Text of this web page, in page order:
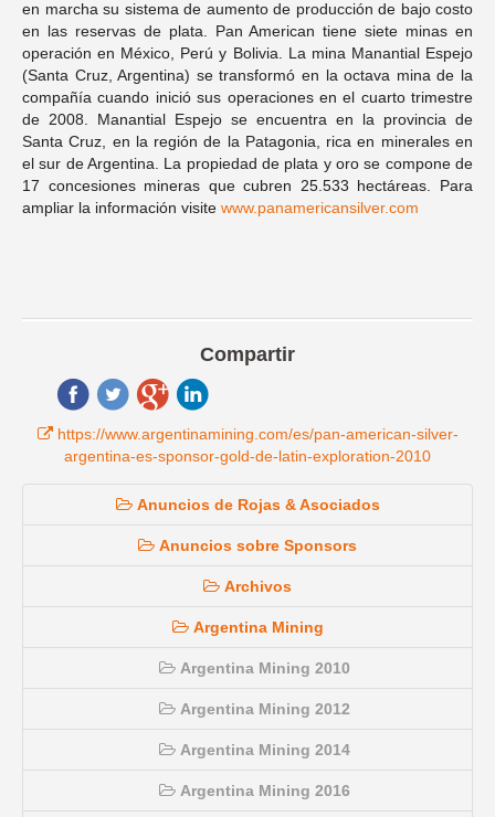
en marcha su sistema de aumento de producción de bajo costo
en las reservas de plata. Pan American tiene siete minas en
operación en México, Perú y Bolivia. La mina Manantial Espejo
(Santa Cruz, Argentina) se transformó en la octava mina de la
compañía cuando inició sus operaciones en el cuarto trimestre
de 2008. Manantial Espejo se encuentra en la provincia de
Santa Cruz, en la región de la Patagonia, rica en minerales en
el sur de Argentina. La propiedad de plata y oro se compone de
17 concesiones mineras que cubren 25.533 hectáreas. Para
ampliar la información visite www.panamericansilver.com
Compartir
https://www.argentinamining.com/es/pan-american-silver-
argentina-es-sponsor-gold-de-latin-exploration-2010
Anuncios de Rojas & Asociados
Anuncios sobre Sponsors
Archivos
Argentina Mining
Argentina Mining 2010
Argentina Mining 2012
Argentina Mining 2014
Argentina Mining 2016